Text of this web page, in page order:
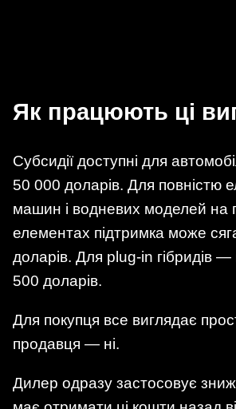
Як працюють ці
Субсидії доступні для
50 000 доларів. Для повністю
машин і водневих моделей на
елементах підтримка може
доларів. Для plug-in гібридів
500 доларів.
Для покупця все виглядає
продавця — ні.
Дилер одразу застосовує